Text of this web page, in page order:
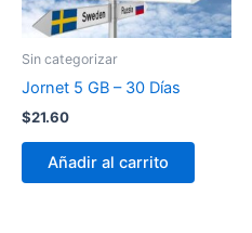
Sin categorizar
Jornet 5 GB – 30 Días
$21.60
Añadir al carrito